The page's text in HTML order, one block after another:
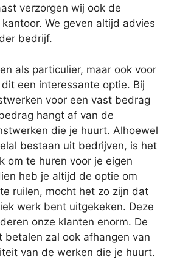
verzorgen wij ook de
We geven altijd advies
bedrijf.
als particulier, maar ook voor
een interessante optie. Bij
voor een vast bedrag
hangt af van de
die je huurt. Alhoewel
bestaan uit bedrijven, is het
om te huren voor je eigen
heb je altijd de optie om
ruilen, mocht het zo zijn dat
werk bent uitgekeken. Deze
onze klanten enorm. De
betalen zal ook afhangen van
van de werken die je huurt.